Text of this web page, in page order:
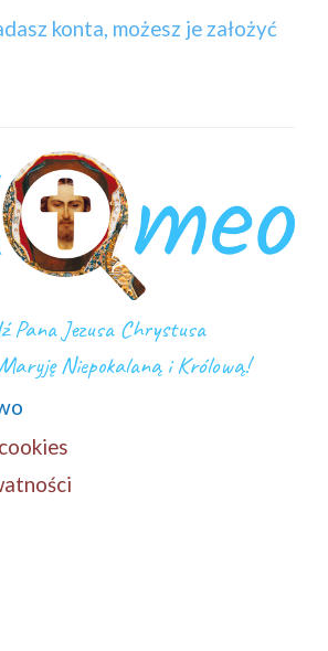
konta, możesz je założyć
Pana Jezusa Chrystusa
Niepokalaną i Królową!